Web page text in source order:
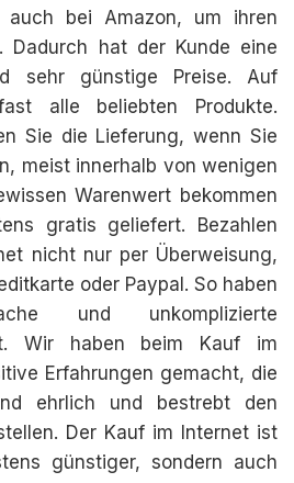
auch bei Amazon, um ihren
Dadurch hat der Kunde eine
sehr günstige Preise. Auf
alle beliebten Produkte.
Sie die Lieferung, wenn Sie
meist innerhalb von wenigen
Warenwert bekommen
gratis geliefert. Bezahlen
nicht nur per Überweisung,
oder Paypal. So haben
und unkomplizierte
Wir haben beim Kauf im
Erfahrungen gemacht, die
ehrlich und bestrebt den
Der Kauf im Internet ist
günstiger, sondern auch